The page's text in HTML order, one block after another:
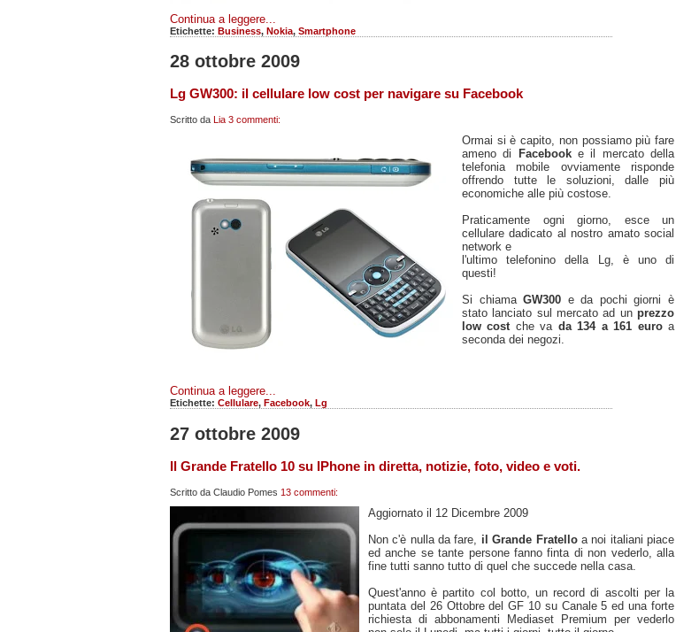
Continua a leggere...
Etichette: Business, Nokia, Smartphone
28 ottobre 2009
Lg GW300: il cellulare low cost per navigare su Facebook
Scritto da Lia 3 commenti:
Ormai si è capito, non possiamo più fare
ameno di
Facebooke il mercato della
telefonia mobile ovviamente risponde
offrendo tutte le soluzioni, dalle più
economiche alle più costose.
Praticamente ogni giorno, esce un
cellulare dadicato al nostro amato social
network e
l'ultimo telefonino della Lg, è uno di
questi!
Si chiamaGW300 e da pochi giorni è
stato lanciato sul mercato ad un prezzo
low cost che va da 134 a 161 euroa
seconda dei negozi.
Continua a leggere...
Etichette: Cellulare, Facebook, Lg
27 ottobre 2009
Il Grande Fratello 10 su IPhone in diretta, notizie, foto, video e voti.
Scritto da Claudio Pomes 13 commenti:
Aggiornato il 12 Dicembre 2009
Non c'è nulla da fare, il Grande Fratelloa noi italiani piace
ed anche se tante persone fanno finta di non vederlo, alla
fine tutti sanno tutto di quel che succede nella casa.
Quest'anno è partito col botto, un record di ascolti per la
puntata del 26 Ottobre del GF 10 su Canale 5 ed una forte
richiesta di abbonamenti Mediaset Premium per vederlo